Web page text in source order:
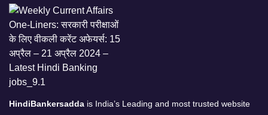
HindiBankersadda is India’s Leading and most trusted website